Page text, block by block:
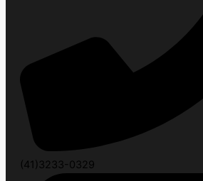
(41)3233-0329